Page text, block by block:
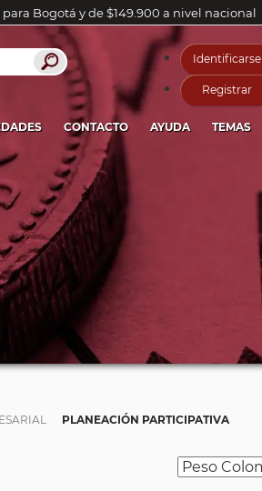
Bogotá y de $149.900 a nivel nacional
Identificarse
Registrar
CONTACTO AYUDA TEMAS
PLANEACIÓN PARTICIPATIVA